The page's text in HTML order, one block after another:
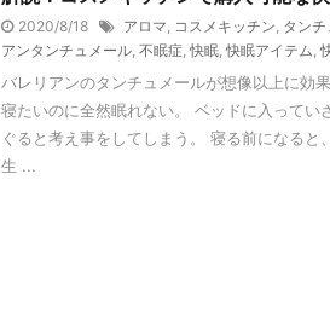
2020/8/18 アロマ コスメキッチン タン
アンタンチュメール 不眠症 ,快眠 ,快眠アイテム ,
バレリアンのタンチュメールが想像以上に効
寝たいのに全然眠れない。 ベッドに入ってい
ぐると考え事をしてしまう。 寝る前になると
生 ...